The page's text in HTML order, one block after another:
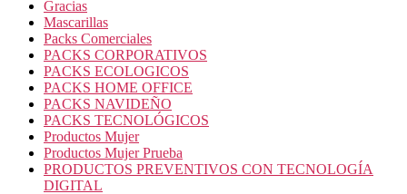
Gracias
Mascarillas
Packs Comerciales
PACKS CORPORATIVOS
PACKS ECOLOGICOS
PACKS HOME OFFICE
PACKS NAVIDEÑO
PACKS TECNOLÓGICOS
Productos Mujer
Productos Mujer Prueba
PRODUCTOS PREVENTIVOS CON TECNOLOGÍA
DIGITAL